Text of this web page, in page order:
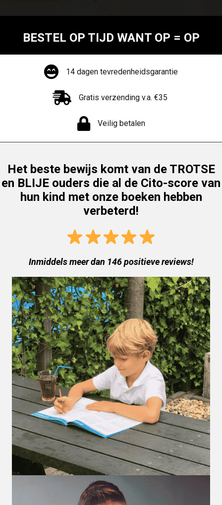
BESTEL OP TIJD WANT OP = OP
14 dagen tevredenheidsgarantie
Gratis verzending v.a. €35
Veilig betalen
Het beste bewijs komt van de TROTSE
en BLIJE ouders die al de Cito-score van
hun kind met onze boeken hebben
verbeterd!
Inmiddels meer dan 146 positieve reviews!